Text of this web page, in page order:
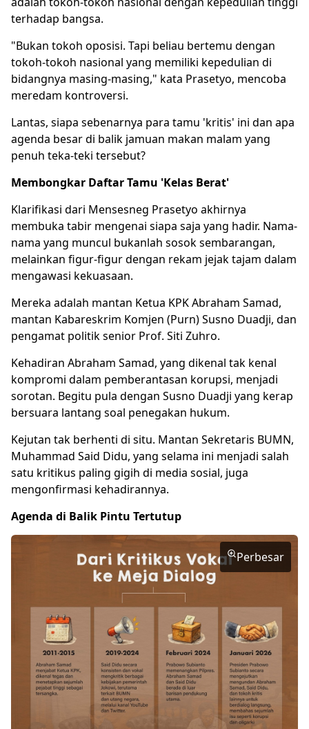
terhadap bangsa.
"Bukan tokoh oposisi. Tapi beliau bertemu dengan
tokoh-tokoh nasional yang memiliki kepedulian di
bidangnya masing-masing," kata Prasetyo, mencoba
meredam kontroversi.
Lantas, siapa sebenarnya para tamu 'kritis' ini dan apa
agenda besar di balik jamuan makan malam yang
penuh teka-teki tersebut?
Membongkar Daftar Tamu 'Kelas Berat'
Klarifikasi dari Mensesneg Prasetyo akhirnya
membuka tabir mengenai siapa saja yang hadir. Nama-
nama yang muncul bukanlah sosok sembarangan,
melainkan figur-figur dengan rekam jejak tajam dalam
mengawasi kekuasaan.
Mereka adalah mantan Ketua KPKAbraham Samad,
mantan Kabareskrim Komjen (Purn) Susno Duadji, dan
pengamat politik senior Prof. Siti Zuhro.
Kehadiran Abraham Samad, yang dikenal tak kenal
kompromi dalam pemberantasan korupsi, menjadi
sorotan. Begitu pula dengan Susno Duadji yang kerap
bersuara lantang soal penegakan hukum.
Kejutan tak berhenti di situ. Mantan Sekretaris BUMN,
Muhammad Said Didu, yang selama ini menjadi salah
satu kritikus paling gigih di media sosial, juga
mengonfirmasi kehadirannya.
Agenda di Balik Pintu Tertutup
Perbesar